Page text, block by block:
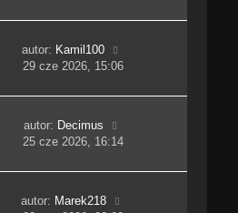
autor: Kamil100
29 cze 2026, 15:06
autor: Decimus
25 cze 2026, 16:14
autor: Marek218